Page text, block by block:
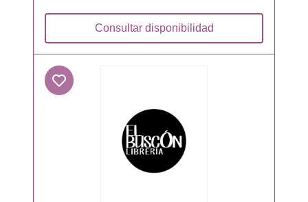
Consultar disponibilidad